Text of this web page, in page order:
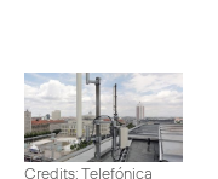
Credits: Telefónica